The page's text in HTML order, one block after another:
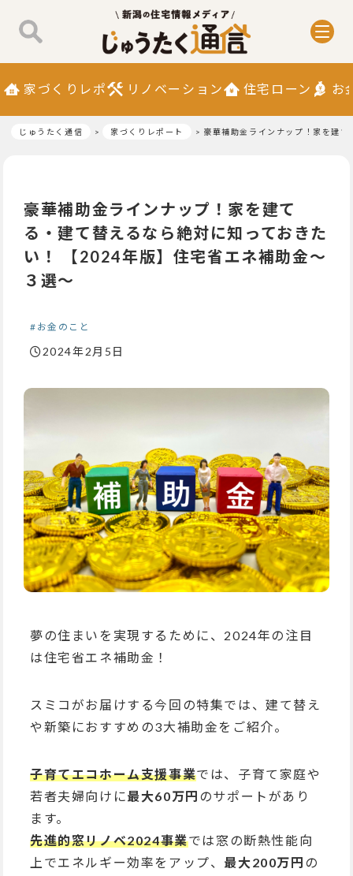
家づくりレポ リノベーション 住宅ローン お
じゅうたく通信 家づくりレポート 豪華補助金ラインナップ！家を建
豪華補助金ラインナップ！家を建て
る・建て替えるなら絶対に知っておきた
い！ 【2024年版】住宅省エネ補助金〜
３選〜
#お金のこと
2024年2月5日
夢の住まいを実現するために、2024年の注目
は住宅省エネ補助金！
スミコがお届けする今回の特集では、建て替え
や新築におすすめの3大補助金をご紹介。
子育てエコホーム支援事業では、子育て家庭や
若者夫婦向けに最大60万円 のサポートがあり
ます。
先進的窓リノベ2024事業では窓の断熱性能向
上でエネルギー効率をアップ、 最大200万円 の